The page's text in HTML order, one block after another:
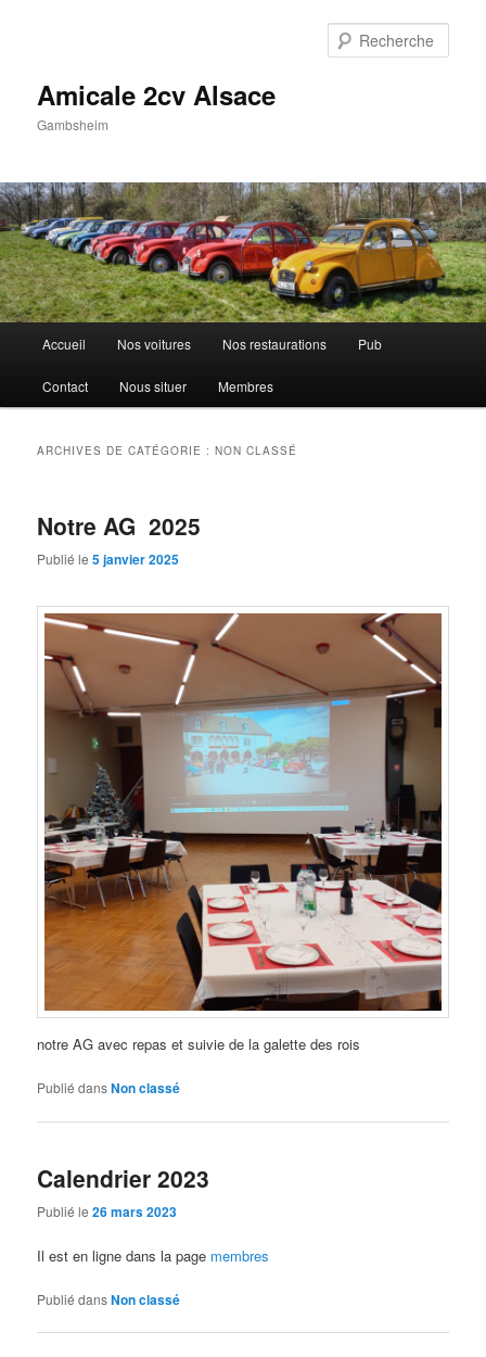
Amicale 2cv Alsace
Gambsheim
principal
Accueil Nos voitures Nos restaurations Pub
Contact Nous situer Membres
ARCHIVES DE CATÉGORIE :NON CLASSÉ
Notre AG 2025
Publié le5 janvier 2025
notre AG avec repas et suivie de la galette des rois
Publié dansNon classé
Calendrier 2023
Publié le26 mars 2023
Il est en ligne dans la page membres
Publié dansNon classé